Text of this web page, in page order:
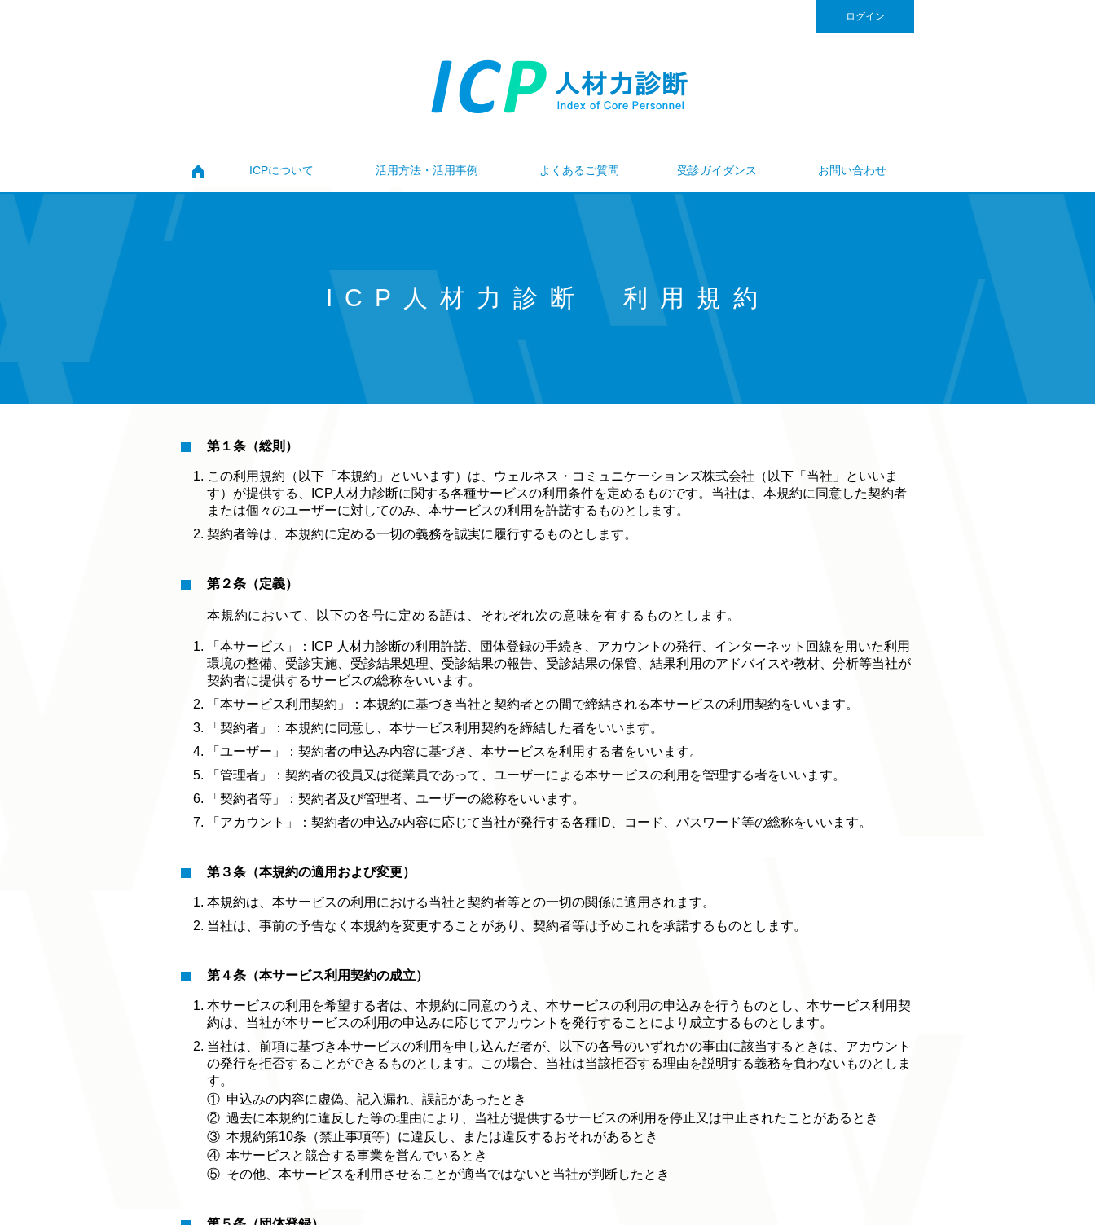
ログイン
ICPについて 活用方法・活用事例 よくあるご質問 受診ガイダンス お問い合わせ
ICP人材力診断 利用規約
第１条（総則）
この利用規約（以下「本規約」といいます）は、ウェルネス・コミュニケーションズ株式会社（以下「当社」といいま
す）が提供する、ICP人材力診断に関する各種サービスの利用条件を定めるものです。当社は、本規約に同意した契約者
または個々のユーザーに対してのみ、本サービスの利用を許諾するものとします。
契約者等は、本規約に定める一切の義務を誠実に履行するものとします。
第２条（定義）
本規約において、以下の各号に定める語は、それぞれ次の意味を有するものとします。
「本サービス」：ICP 人材力診断の利用許諾、団体登録の手続き、アカウントの発行、インターネット回線を用いた利用
環境の整備、受診実施、受診結果処理、受診結果の報告、受診結果の保管、結果利用のアドバイスや教材、分析等当社が
契約者に提供するサービスの総称をいいます。
「本サービス利用契約」：本規約に基づき当社と契約者との間で締結される本サービスの利用契約をいいます。
「契約者」：本規約に同意し、本サービス利用契約を締結した者をいいます。
「ユーザー」：契約者の申込み内容に基づき、本サービスを利用する者をいいます。
「管理者」：契約者の役員又は従業員であって、ユーザーによる本サービスの利用を管理する者をいいます。
「契約者等」：契約者及び管理者、ユーザーの総称をいいます。
「アカウント」：契約者の申込み内容に応じて当社が発行する各種ID、コード、パスワード等の総称をいいます。
第３条（本規約の適用および変更）
本規約は、本サービスの利用における当社と契約者等との一切の関係に適用されます。
当社は、事前の予告なく本規約を変更することがあり、契約者等は予めこれを承諾するものとします。
第４条（本サービス利用契約の成立）
本サービスの利用を希望する者は、本規約に同意のうえ、本サービスの利用の申込みを行うものとし、本サービス利用契
約は、当社が本サービスの利用の申込みに応じてアカウントを発行することにより成立するものとします。
当社は、前項に基づき本サービスの利用を申し込んだ者が、以下の各号のいずれかの事由に該当するときは、アカウント
の発行を拒否することができるものとします。この場合、当社は当該拒否する理由を説明する義務を負わないものとしま
す。
① 申込みの内容に虚偽、記入漏れ、誤記があったとき
② 過去に本規約に違反した等の理由により、当社が提供するサービスの利用を停止又は中止されたことがあるとき
③ 本規約第10条（禁止事項等）に違反し、または違反するおそれがあるとき
④ 本サービスと競合する事業を営んでいるとき
⑤ その他、本サービスを利用させることが適当ではないと当社が判断したとき